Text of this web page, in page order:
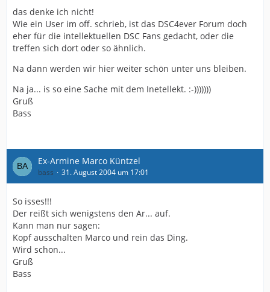
das denke ich nicht!
Wie ein User im off. schrieb, ist das DSC4ever Forum doch
eher für die intellektuellen DSC Fans gedacht, oder die
treffen sich dort oder so ähnlich.
Na dann werden wir hier weiter schön unter uns bleiben.
Na ja... is so eine Sache mit dem Inetellekt. :-)))))))
Gruß
Bass
Ex-Armine Marco Küntzel
bass 31. August 2004 um 17:01
So isses!!!
Der reißt sich wenigstens den Ar... auf.
Kann man nur sagen:
Kopf ausschalten Marco und rein das Ding.
Wird schon...
Gruß
Bass